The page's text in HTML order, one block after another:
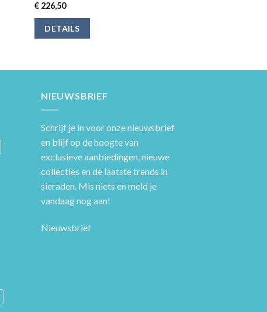
€226,50
DETAILS
NIEUWSBRIEF
Schrijf je in voor onze nieuwsbrief
en blijf op de hoogte van
exclusieve aanbiedingen, nieuwe
collecties en de laatste trends in
sieraden. Mis niets en meld je
vandaag nog aan!
Nieuwsbrief